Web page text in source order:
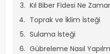
Kıl Biber Fidesi Ne
Toprak ve İklim İsteği
Sulama İsteği
Gübreleme Nasıl